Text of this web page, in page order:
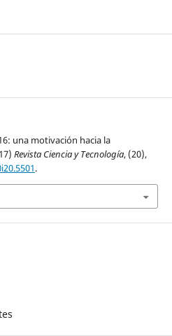
una motivación hacia la
Revista Ciencia y Tecnología, (20),
.